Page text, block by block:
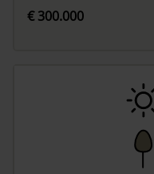
€ 300.000